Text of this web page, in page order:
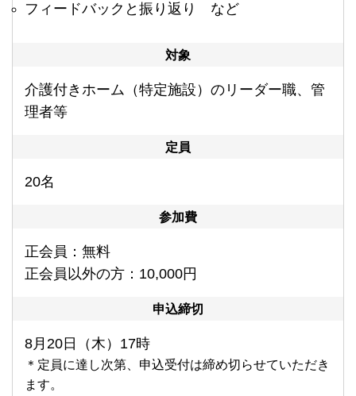
フィードバックと振り返り など
対象
介護付きホーム（特定施設）のリーダー職、管
理者等
定員
20名
参加費
正会員：無料
正会員以外の方：10,000円
申込締切
8月20 日（木）17時
＊定員に達し次第、申込受付は締め切らせていただき
ます。